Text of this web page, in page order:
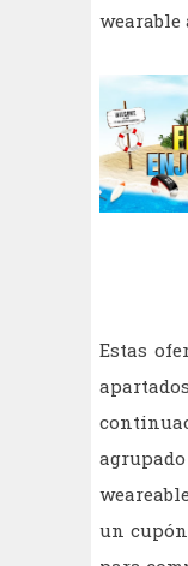
wearable
Estas
un